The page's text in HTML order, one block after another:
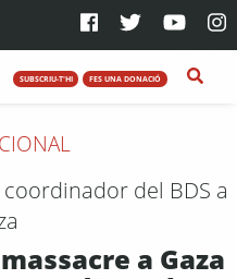
SUBSCRIU-T'HI FES UNA DONACIÓ
del BDS a
a Gaza